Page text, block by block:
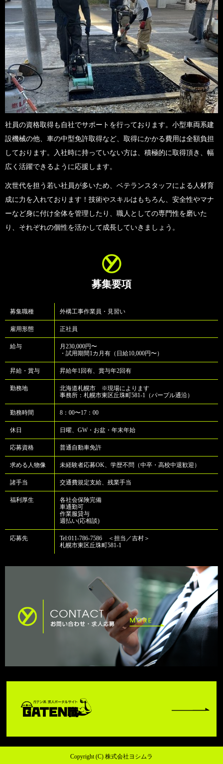
社員の資格取得も自社でサポートを行っております。小型車両系建
設機械の他、車の中型免許取得など、取得にかかる費用は全額負担
しております。入社時に持っていない方は、積極的に取得頂き、幅
広く活躍できるように応援します。
次世代を担う若い社員が多いため、ベテランスタッフによる人材育
成に力を入れております！技術やスキルはもちろん、安全性やマナ
ーなど身に付け全体を管理したり、職人としての専門性を磨いた
り、それぞれの個性を活かして成長していきましょう。
募集要項
募集職種 外構工事作業員・見習い
雇用形態 正社員
給与
月230,000円〜
・試用期間1カ月有（日給10,000円〜）
昇給・賞与 昇給年1回有、賞与年2回有
勤務地
北海道札幌市 ※現場によります
事務所：札幌市東区丘珠町581-1（パープル通沿）
勤務時間 8：00〜17：00
休日 日曜、GW・お盆・年末年始
応募資格 普通自動車免許
求める人物像 未経験者応募OK、学歴不問（中卒・高校中退歓迎）
諸手当 交通費規定支給、残業手当
福利厚生
各社会保険完備
車通勤可
作業服貸与
週払い(応相談)
応募先
Tel:011-786-7586 ＜担当／吉村＞
札幌市東区丘珠町581-1
Copyright (C) 株式会社ヨシムラ